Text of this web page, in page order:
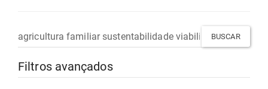
Pesquisar
termo
Filtros avançados